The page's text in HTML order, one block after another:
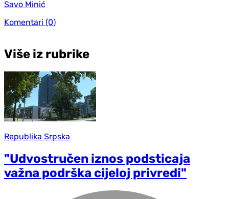
Savo Minić
Komentari (0)
Više iz rubrike
Republika Srpska
"Udvostručen iznos podsticaja
važna podrška cijeloj privredi"